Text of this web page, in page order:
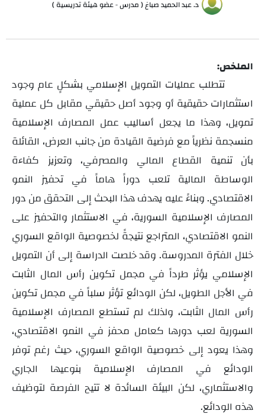
د. عبد الحميد صباغ ( مدرس - عضو هيئة تدريسية )
الملخص:
تتطلب عمليات التمويل الإسلامي بشكلٍ عام وجود
استثمارات حقيقية أو وجود أصل حقيقي مقابل كل عملية
تمويل، وهذا ما يجعل أساليب عمل المصارف الإسلامية
منسجمة نظرياً مع فرضية القيادة من جانب العرض، القائلة
بأنتنمية القطاع المالي والمصرفي، وتعزيز كفاءة
الوساطة المالية تلعب دوراً هاماً في تحفيز النمو
الاقتصادي.وبناءً عليه يهدف هذا البحث إلى التحقق من دور
المصارف الإسلامية السورية، في الاستثمار والتحفيز على
النمو الاقتصادي، المتراجع نتيجةً لخصوصية الواقع السوري
خلال الفترة المدروسة. وقد خلصت الدراسة إلى أن التمويل
الإسلامي يؤثر طرداً في مجمل تكوين رأس المال الثابت
في الأجل الطويل، لكن الودائع تؤثر سلباً في مجمل تكوين
رأس المال الثابت، ولذلك لم تستطع المصارف الإسلامية
السورية لعب دورها كعامل محفز في النمو الاقتصادي،
وهذا يعود إلى خصوصية الواقع السوري، حيث رغم توفر
الودائع في المصارف الإسلامية بنوعيها الجاري
والاستثماري، لكن البيئة السائدة لا تتيح الفرصة لتوظيف
هذه الودائع.